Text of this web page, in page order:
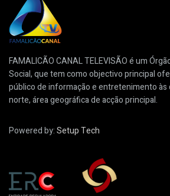
FAMALICÃO CANAL TELEVISÃO é um
Social, que tem como objectivo principal
público de informação e entretenimento às
norte, área geográfica de acção principal.
Powered by:Setup Tech